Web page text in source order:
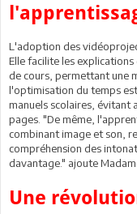
L'adoption des
Elle facilite les
de cours, permettant une
l'optimisation du temps
manuels scolaires, évitant
pages. "De même,
combinant image et son,
compréhension des
davantage." ajoute
Une